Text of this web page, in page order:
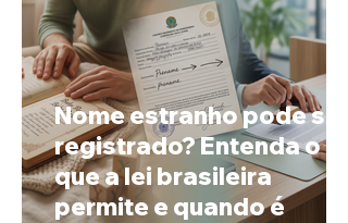
Nome estranho pode ser
registrado? Entenda o
que a lei brasileira
permite e quando é